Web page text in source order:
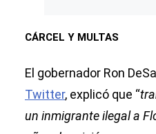
CÁRCEL Y MULTAS
El gobernador Ron
Twitter, explicó que “
un inmigrante ilegal a